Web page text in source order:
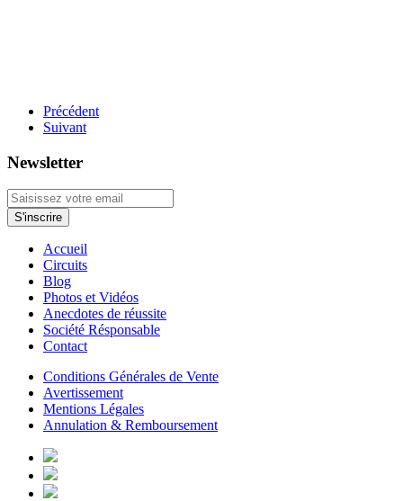
Précédent
Suivant
Newsletter
Accueil
Circuits
Blog
Photos et Vidéos
Anecdotes de réussite
Société Résponsable
Contact
Conditions Générales de Vente
Avertissement
Mentions Légales
Annulation & Remboursement